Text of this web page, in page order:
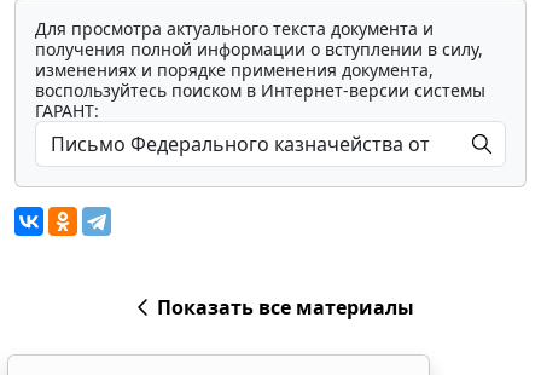
Для просмотра актуального текста документа и
получения полной информации о вступлении в силу,
изменениях и порядке применения документа,
воспользуйтесь поиском в Интернет-версии системы
ГАРАНТ:
Показать все материалы